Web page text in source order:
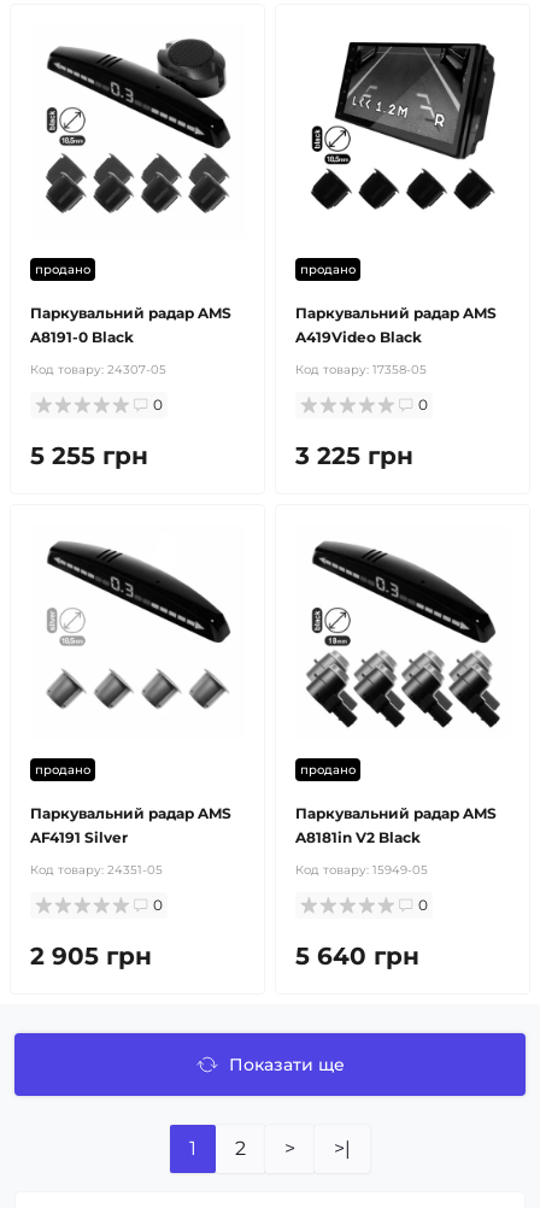
продано
Паркувальний радар AMS
A8191-0 Black
Код товару: 24307-05
0
5 255 грн
продано
Паркувальний радар AMS
A419Video Black
Код товару: 17358-05
0
3 225 грн
продано
Паркувальний радар AMS
AF4191 Silver
Код товару: 24351-05
0
2 905 грн
продано
Паркувальний радар AMS
A8181in V2 Black
Код товару: 15949-05
0
5 640 грн
Показати ще
1 2 > >|